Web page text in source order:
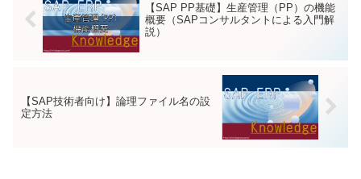
【SAP PP基礎】生産管理（PP）の機能
概要（SAPコンサルタントによる入門解
説）
【SAP技術者向け】論理ファイル名の設
定方法